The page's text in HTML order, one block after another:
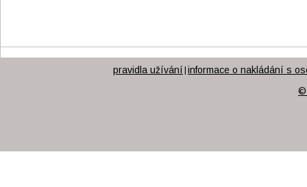
pravidla užívání informace o nakládání s
©